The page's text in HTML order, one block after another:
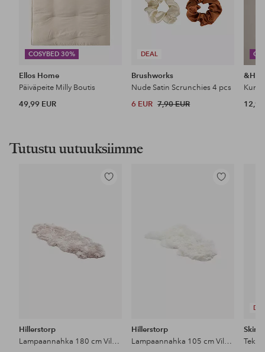
COSYBED 30%
Ellos Home
Päiväpeite Milly Boutis
49,99 EUR
DEAL
Brushworks
Nude Satin Scrunchies 4 pcs
6 EUR 7,90 EUR 12,99
Tutustu uutuuksiimme
Lisää
Hillerstorp
Lampaannahka 180 cm Vilma
Lisää
Hillerstorp
Lampaannahka 105 cm Vilma